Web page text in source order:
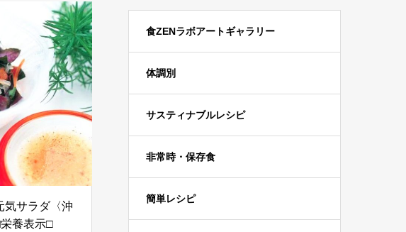
気サラダ〈沖
養表示□
食ZENラボアートギャラリー
体調別
サスティナブルレシピ
非常時・保存食
簡単レシピ